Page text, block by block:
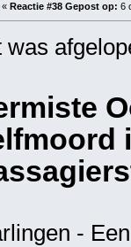
« Reactie #38 Gepost op: 6
was
-